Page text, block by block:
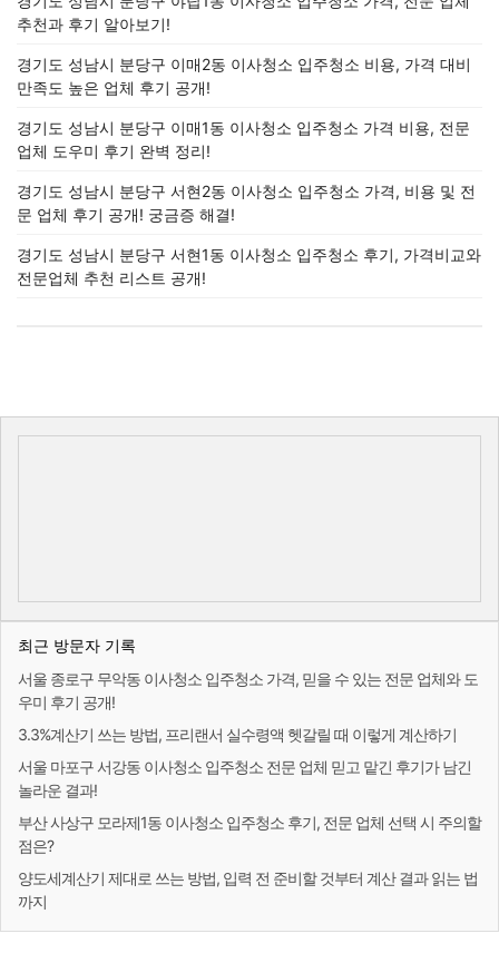
추천과 후기 알아보기!
경기도 성남시 분당구 이매2동 이사청소 입주청소 비용, 가격 대비
만족도 높은 업체 후기 공개!
경기도 성남시 분당구 이매1동 이사청소 입주청소 가격 비용, 전문
업체 도우미 후기 완벽 정리!
경기도 성남시 분당구 서현2동 이사청소 입주청소 가격, 비용 및 전
문 업체 후기 공개! 궁금증 해결!
경기도 성남시 분당구 서현1동 이사청소 입주청소 후기, 가격비교와
전문업체 추천 리스트 공개!
최근 방문자 기록
서울 종로구 무악동 이사청소 입주청소 가격, 믿을 수 있는 전문 업체와 도
우미 후기 공개!
3.3%계산기 쓰는 방법, 프리랜서 실수령액 헷갈릴 때 이렇게 계산하기
서울 마포구 서강동 이사청소 입주청소 전문 업체 믿고 맡긴 후기가 남긴
놀라운 결과!
부산 사상구 모라제1동 이사청소 입주청소 후기, 전문 업체 선택 시 주의할
점은?
양도세계산기 제대로 쓰는 방법, 입력 전 준비할 것부터 계산 결과 읽는 법
까지